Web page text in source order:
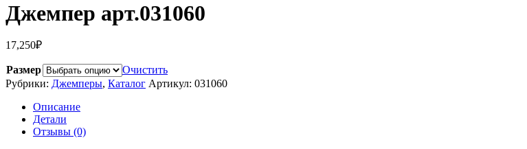
Джемпер арт.031060
17,250₽
Размер
Очистить
Рубрики: Джемперы, Каталог Артикул: 031060
Описание
Детали
Отзывы (0)